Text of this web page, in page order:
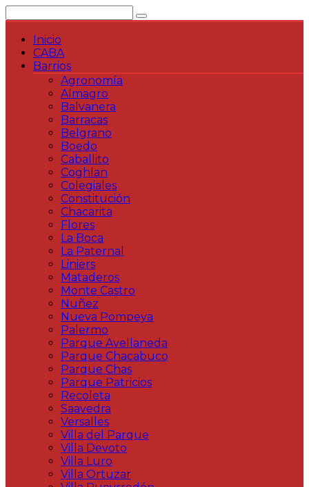
al
contenidoInicio
CABA
Barrios
Agronomía
Almagro
Balvanera
Barracas
Belgrano
Boedo
Caballito
Coghlan
Colegiales
Constitución
Chacarita
Flores
La Boca
La Paternal
Liniers
Mataderos
Monte Castro
Nuñez
Nueva Pompeya
Palermo
Parque Avellaneda
Parque Chacabuco
Parque Chas
Parque Patricios
Recoleta
Saavedra
Versalles
Villa del Parque
Villa Devoto
Villa Luro
Villa Ortuzar